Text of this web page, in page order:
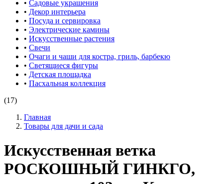
• Садовые украшения
• Декор интерьера
• Посуда и сервировка
• Электрические камины
• Искусственные растения
• Свечи
• Очаги и чаши для костра, гриль, барбекю
• Светящиеся фигуры
• Детская площадка
• Пасхальная коллекция
(17)
Главная
Товары для дачи и сада
Искусственная ветка
РОСКОШНЫЙ ГИНКГО,